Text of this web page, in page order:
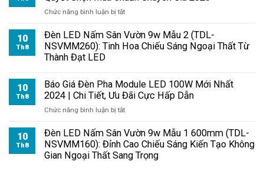
Chức năng bình luận bị tắtở
Pha
Module
Tốt
Nhất?
Chọn
Mua
Chuẩn
Chuyên
10
Th8
Đèn LED Nấm Sân Vườn 9w Mẫu 2 (TDL-
NSVMM260): Tinh Hoa Chiếu Sáng Ngoại Thất Từ
Thành Đạt LED
10
Th8
Báo Giá Đèn Pha Module LED 100W Mới Nhất
2024 | Chi Tiết, Ưu Đãi Cực Hấp Dẫn
Chức năng bình luận bị tắtở
Giá
Đèn
Pha
Module
10
Th8
Đèn LED Nấm Sân Vườn 9w Mẫu 1 600mm (TDL-
NSVMM160): Đỉnh Cao Chiếu Sáng Kiến Tạo Không
Gian Ngoại Thất Sang Trọng